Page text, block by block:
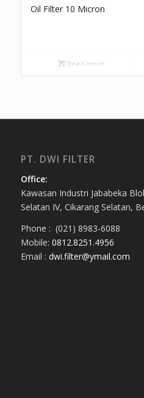
Oil Filter 10 Micron
Read more
PT. DWI FILTER
Office:
Kawasan Industri Jababeka
Selatan IV, Cikarang Selatan,
Phone : (021) 8983-6088
Mobile: 0812.8251.4956
Email : dwi.filter@ymail.com